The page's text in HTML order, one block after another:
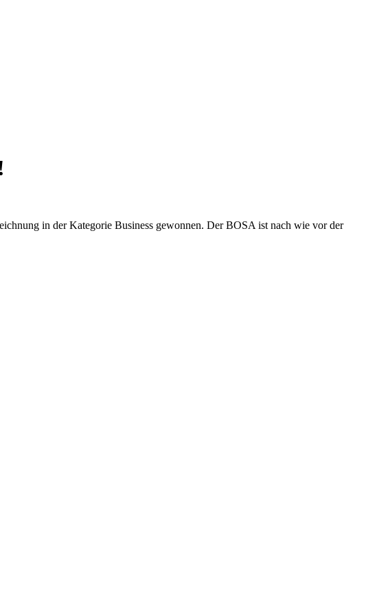
in der Kategorie Business gewonnen. Der BOSA ist nach wie vor der